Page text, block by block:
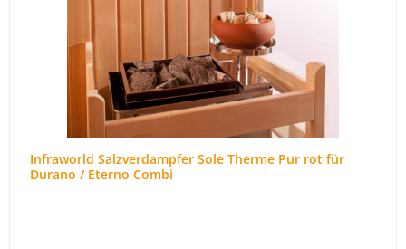
Infraworld Salzverdampfer Sole Therme Pur rot für
Durano / Eterno Combi